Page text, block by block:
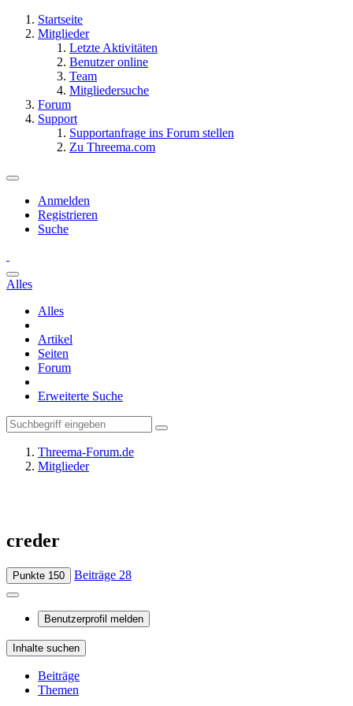
Startseite
Mitglieder
Letzte Aktivitäten
Benutzer online
Team
Mitgliedersuche
Forum
Support
Supportanfrage ins Forum stellen
Zu Threema.com
Anmelden
Registrieren
Suche
Alles
Alles
Artikel
Seiten
Forum
Erweiterte Suche
Threema-Forum.de
Mitglieder
creder
Punkte 150 Beiträge 28
Benutzerprofil melden
Inhalte suchen
Beiträge
Themen